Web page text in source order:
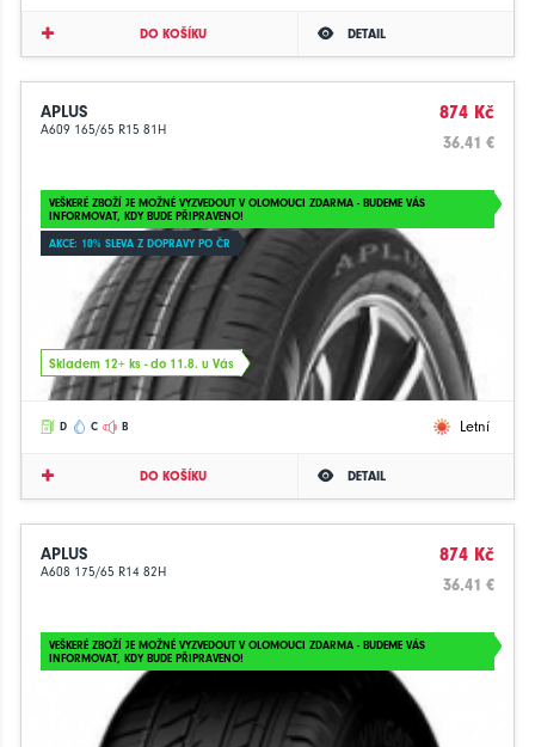
DO KOŠÍKU DETAIL
APLUS
A609 165/65 R15 81H
874 Kč
36.41 €
VEŠKERÉ ZBOŽÍ JE MOŽNÉ VYZVEDOUT V OLOMOUCI ZDARMA - BUDEME VÁS
INFORMOVAT, KDY BUDE PŘIPRAVENO!
AKCE: 10% SLEVA Z DOPRAVY PO ČR
Skladem 12+ ks - do 11.8. u Vás
D C B Letní
DO KOŠÍKU DETAIL
APLUS
A608 175/65 R14 82H
874 Kč
36.41 €
VEŠKERÉ ZBOŽÍ JE MOŽNÉ VYZVEDOUT V OLOMOUCI ZDARMA - BUDEME VÁS
INFORMOVAT, KDY BUDE PŘIPRAVENO!